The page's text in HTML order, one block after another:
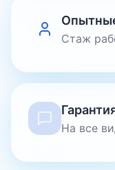
Стаж
На все